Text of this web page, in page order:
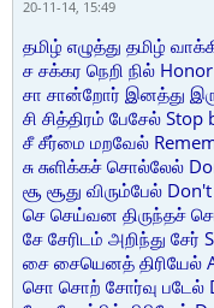
20-11-14, 15:49
தமிழ் எழுத்து தமிழ்
ச சக்கர நெறி நில்
சா சான்றோர் இனத்து
சி சித்திரம் பேசேல்
சீ சீர்மை மறவேல்
சு சுளிக்கச் சொல்லேல்
சூ சூது விரும்பேல்
செ செய்வன திருந்தச்
சே சேரிடம் அறிந்து சேர்
சை சையெனத் திரியேல்
சொ சொற் சோர்வு படேல்